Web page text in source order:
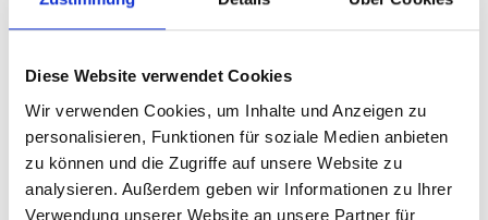
Diese Website verwendet Cookies
Wir verwenden Cookies, um Inhalte und Anzeigen zu
personalisieren, Funktionen für soziale Medien anbieten
zu können und die Zugriffe auf unsere Website zu
analysieren. Außerdem geben wir Informationen zu Ihrer
Verwendung unserer Website an unsere Partner für
Pfosten-Riegelfassaden
Einsatzelementen Türen
75.SI+/AD UP 75/ADS
75.SI
Oberlichtband Lichtdach
12 Stk. 4 Stk.